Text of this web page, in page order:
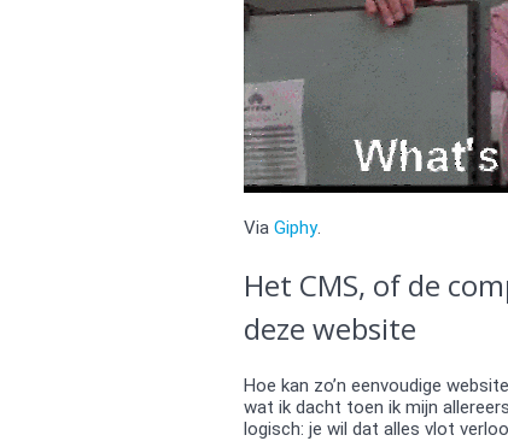
Via Giphy.
Het CMS, of de
deze website
Hoe kan zo’n eenvoudige
wat ik dacht toen ik mijn
logisch: je wil dat alles vlot